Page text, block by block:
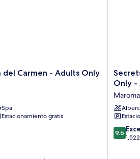
del Carmen - Adults Only
Spa
Estacionamiento gratis
Secrets
Maroma
Beach
Riviera
Cancun
-
Adults
Only
Only -
Maroma
9.6
de
9.6